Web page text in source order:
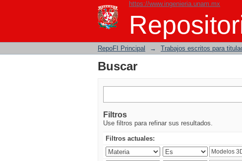
https://www.ingenieria.unam.mx
Buscar
RepoFI Principal → Trabajos escritos para
Buscar
Filtros
Use filtros para refinar sus resultados.
Filtros actuales: